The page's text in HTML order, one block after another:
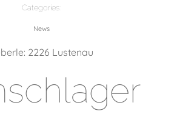
Categories:
News